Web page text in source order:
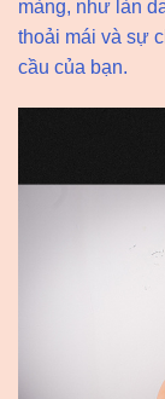
màng, như làn
thoải mái và sự
cầu của bạn.